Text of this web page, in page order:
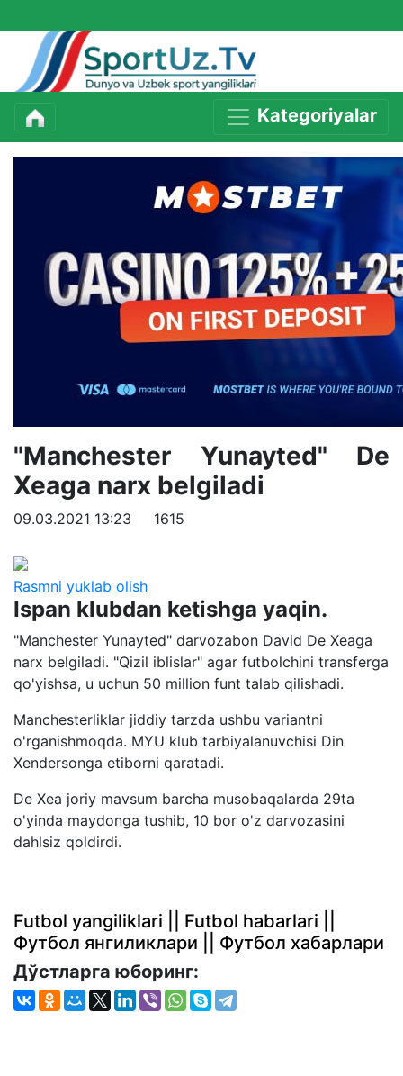
Kategoriyalar
"Manchester Yunayted" De
Xeaga narx belgiladi
09.03.2021 13:23 1615
Rasmni yuklab olish
Ispan klubdan ketishga yaqin.
"Manchester Yunayted" darvozabon David De Xeaga
narx belgiladi. "Qizil iblislar" agar futbolchini transferga
qo'yishsa, u uchun 50 million funt talab qilishadi.
Manchesterliklar jiddiy tarzda ushbu variantni
o'rganishmoqda. MYU klub tarbiyalanuvchisi Din
Xendersonga etiborni qaratadi.
De Xea joriy mavsum barcha musobaqalarda 29ta
o'yinda maydonga tushib, 10 bor o'z darvozasini
dahlsiz qoldirdi.
Futbol yangiliklari || Futbol habarlari ||
Футбол янгиликлари || Футбол хабарлари
Дўстларга юборинг: